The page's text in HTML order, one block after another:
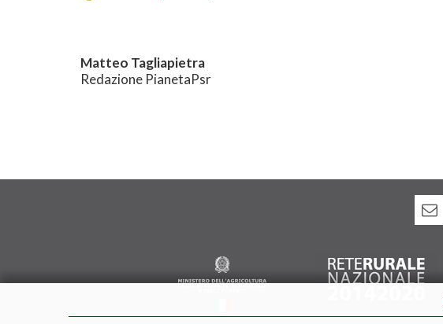
Matteo Tagliapietra
Redazione PianetaPsr